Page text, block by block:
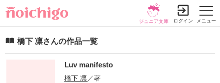
メニュー
ジュニア文庫 ログイン
橋下 凛さんの作品一覧
Luv manifesto
橋下 凛／著